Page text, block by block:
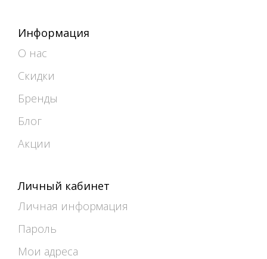
Информация
О нас
Скидки
Бренды
Блог
Акции
Личный кабинет
Личная информация
Пароль
Мои адреса